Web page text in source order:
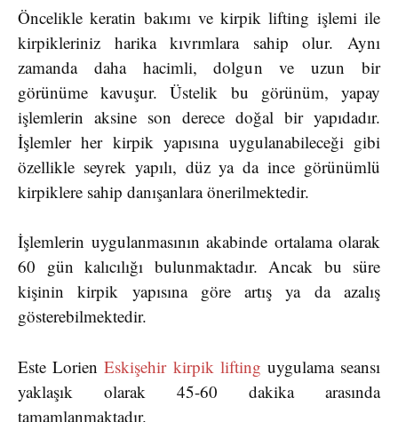
Öncelikle keratin bakımı ve kirpik lifting işlemi ile
kirpikleriniz harika kıvrımlara sahip olur. Aynı
zamanda daha hacimli, dolgun ve uzun bir
görünüme kavuşur. Üstelik bu görünüm, yapay
işlemlerin aksine son derece doğal bir yapıdadır.
İşlemler her kirpik yapısına uygulanabileceği gibi
özellikle seyrek yapılı, düz ya da ince görünümlü
kirpiklere sahip danışanlara önerilmektedir.
İşlemlerin uygulanmasının akabinde ortalama olarak
60 gün kalıcılığı bulunmaktadır. Ancak bu süre
kişinin kirpik yapısına göre artış ya da azalış
gösterebilmektedir.
Este LorienEskişehir kirpik lifting uygulama seansı
yaklaşık olarak 45-60 dakika arasında
tamamlanmaktadır.